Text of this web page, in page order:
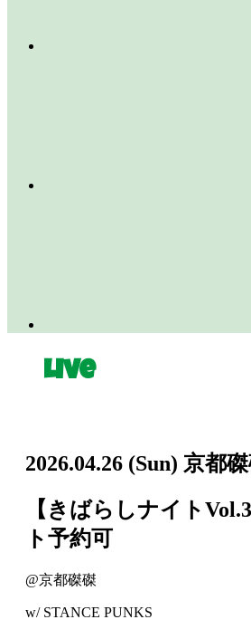
Live
2026.04.26 (Sun) 京都
【きばらしナイト
ト予約可
@京都磔磔
w/ STANCE PUNKS